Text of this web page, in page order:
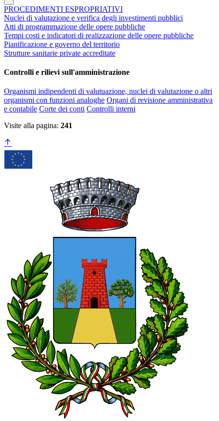
PROCEDIMENTI ESPROPRIATIVI
Nuclei di valutazione e verifica degli investimenti pubblici
Atti di programmazione delle opere pubbliche
Tempi costi e indicatori di realizzazione delle opere pubbliche
Pianificazione e governo del territorio
Strutture sanitarie private accreditate
Controlli e rilievi sull'amministrazione
Organismi indipendenti di valutuazione, nuclei di valutazione o altri
organismi con funzioni analoghe Organi di revisione amministrativa
e contabile Corte dei conti Controlli interni
Visite alla pagina: 241